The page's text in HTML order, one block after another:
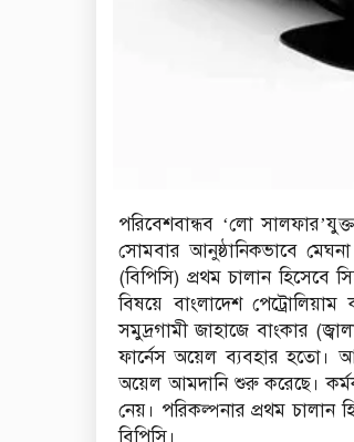
পরিবেশবান্ধব ‘লো
সোমবার আনুষ্ঠানিকভাবে
(বিপিসি) প্রথম চালান
বিষয়ে বাংলাদেশ
সমুদ্রগামী জাহাজে বাংকার
ফার্নেস অয়েল ব্যবহার হতো।
অয়েল আমদানি শুরু করেছে।
নেয়। পরিকল্পনার প্রথম চালান
বিপিসি।